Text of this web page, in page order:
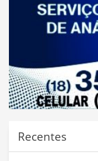
Recentes